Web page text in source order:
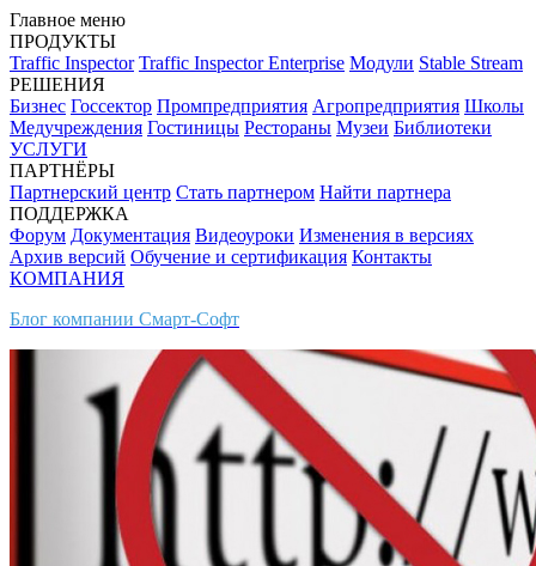
Главное меню
ПРОДУКТЫ
Traffic Inspector Traffic Inspector Enterprise Модули Stable Stream
РЕШЕНИЯ
Бизнес Госсектор Промпредприятия Агропредприятия Школы
Медучреждения Гостиницы Рестораны Музеи Библиотеки
УСЛУГИ
ПАРТНЁРЫ
Партнерский центр Стать партнером Найти партнера
ПОДДЕРЖКА
Форум Документация Видеоуроки Изменения в версиях
Архив версий Обучение и сертификация Контакты
КОМПАНИЯ
Блог компании Смарт-Софт